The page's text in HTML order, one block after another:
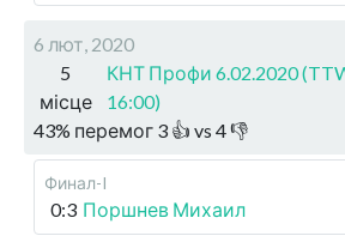
6 лют, 2020
5
місце
КНТ Профи 6.02.2020
16:00)
43% перемог 3 👍 vs 4👎
Финал-I
0:3 Поршнев Михаил